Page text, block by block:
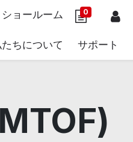
ちについて サポート
0
ョールーム